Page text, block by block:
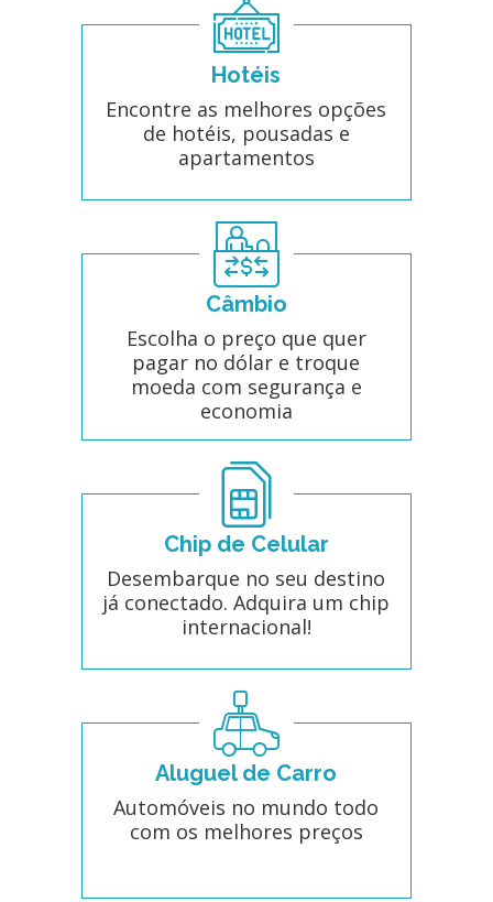
Hotéis
Encontre as melhores opções
de hotéis, pousadas e
apartamentos
Câmbio
Escolha o preço que quer
pagar no dólar e troque
moeda com segurança e
economia
Chip de Celular
Desembarque no seu destino
já conectado. Adquira um chip
internacional!
Aluguel de Carro
Automóveis no mundo todo
com os melhores preços